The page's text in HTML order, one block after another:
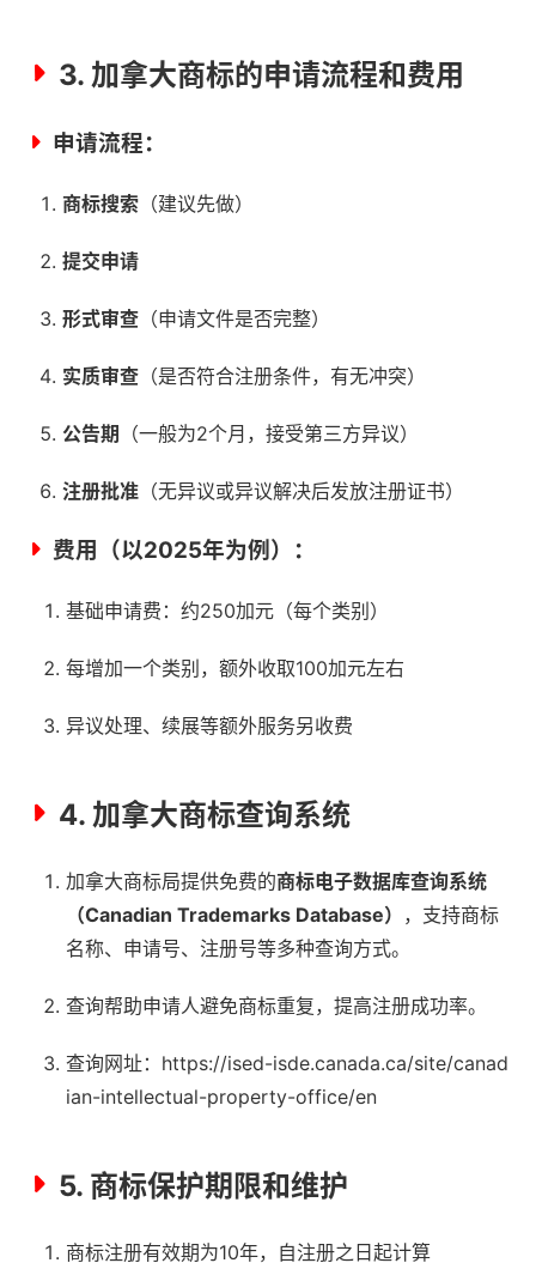
3. 加拿大商标的申请流程和费用
申请流程：
商标搜索 （建议先做）
提交申请
形式审查 （申请文件是否完整）
实质审查 （是否符合注册条件，有无冲突）
公告期 （一般为2个月，接受第三方异议）
注册批准 （无异议或异议解决后发放注册证书）
费用（以2025年为例）：
基础申请费：约250加元（每个类别）
每增加一个类别，额外收取100加元左右
异议处理、续展等额外服务另收费
4. 加拿大商标查询系统
加拿大商标局提供免费的商标电子数据库查询系统
（Canadian Trademarks Database） ，支持商标
名称、申请号、注册号等多种查询方式。
查询帮助申请人避免商标重复，提高注册成功率。
查询网址：https://ised-isde.canada.ca/site/canad
ian-intellectual-property-office/en
5. 商标保护期限和维护
商标注册有效期为10年，自注册之日起计算